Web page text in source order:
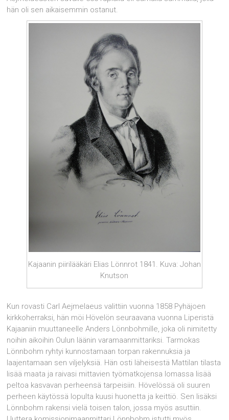
hän oli sen aikaisemmin ostanut.
Kajaanin piirilääkäri Elias Lönnrot 1841. Kuva: Johan
Knutson
Kun rovasti Carl Aejmelaeus valittiin vuonna 1858 Pyhäjoen
kirkkoherraksi, hän möi Hövelön seuraavana vuonna Liperistä
Kajaaniin muuttaneelle Anders Lönnbohmille, joka oli nimitetty
noihin aikoihin Oulun läänin varamaanmittariksi. Tarmokas
Lönnbohm ryhtyi kunnostamaan torpan rakennuksia ja
laajentamaan sen viljelyksiä. Hän osti läheisestä Mattilan tilasta
lisää maata ja raivasi mittavien työmatkojensa lomassa lisää
peltoa kasvavan perheensä tarpeisiin. Hövelössä oli suuren
perheen käytössä lopulta kuusi huonetta ja keittiö. Sen lisäksi
Lönnbohm rakensi vielä toisen talon, jossa myös asuttiin.